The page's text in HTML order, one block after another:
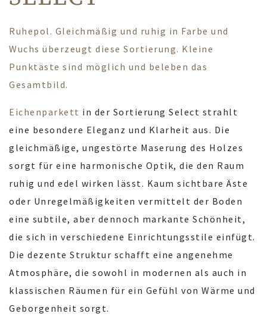
Ruhepol. Gleichmäßig und ruhig in Farbe und
Wuchs überzeugt diese Sortierung. Kleine
Punktäste sind möglich und beleben das
Gesamtbild.
Eichenparkett in der Sortierung Select strahlt
eine besondere Eleganz und Klarheit aus. Die
gleichmäßige, ungestörte Maserung des Holzes
sorgt für eine harmonische Optik, die den Raum
ruhig und edel wirken lässt. Kaum sichtbare Äste
oder Unregelmäßigkeiten vermittelt der Boden
eine subtile, aber dennoch markante Schönheit,
die sich in verschiedene Einrichtungsstile einfügt.
Die dezente Struktur schafft eine angenehme
Atmosphäre, die sowohl in modernen als auch in
klassischen Räumen für ein Gefühl von Wärme und
Geborgenheit sorgt.